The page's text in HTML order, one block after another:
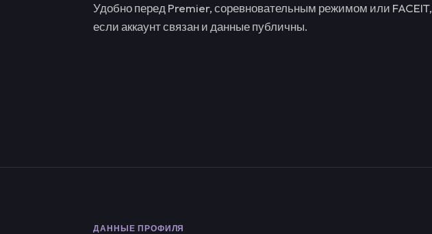
Удобно перед Premier, соревновательным режимом или FACEIT,
если аккаунт связан и данные публичны.
ДАННЫЕ ПРОФИЛЯ